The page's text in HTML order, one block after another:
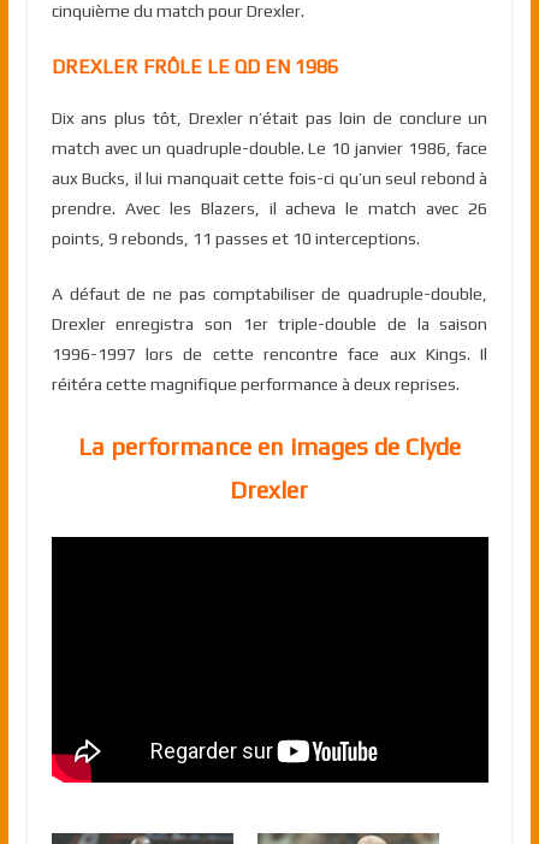
cinquième du match pour Drexler.
DREXLER FRÔLE LE QD EN 1986
Dix ans plus tôt, Drexler n’était pas loin de conclure un
match avec un quadruple-double. Le 10 janvier 1986, face
aux Bucks, il lui manquait cette fois-ci qu’un seul rebond à
prendre. Avec les Blazers, il acheva le match avec 26
points, 9 rebonds, 11 passes et 10 interceptions.
A défaut de ne pas comptabiliser de quadruple-double,
Drexler enregistra son 1er triple-double de la saison
1996-1997 lors de cette rencontre face aux Kings. Il
réitéra cette magnifique performance à deux reprises.
La performance en images de Clyde
Drexler